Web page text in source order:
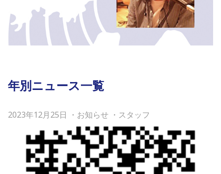
年別ニュース一覧
2023年12月25日 ・ お知らせ ・ スタッフ